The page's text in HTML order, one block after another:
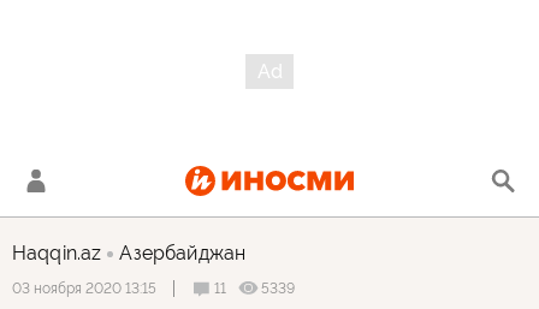
Haqqin.az Азербайджан
03 ноября 2020 13:15 11
5339